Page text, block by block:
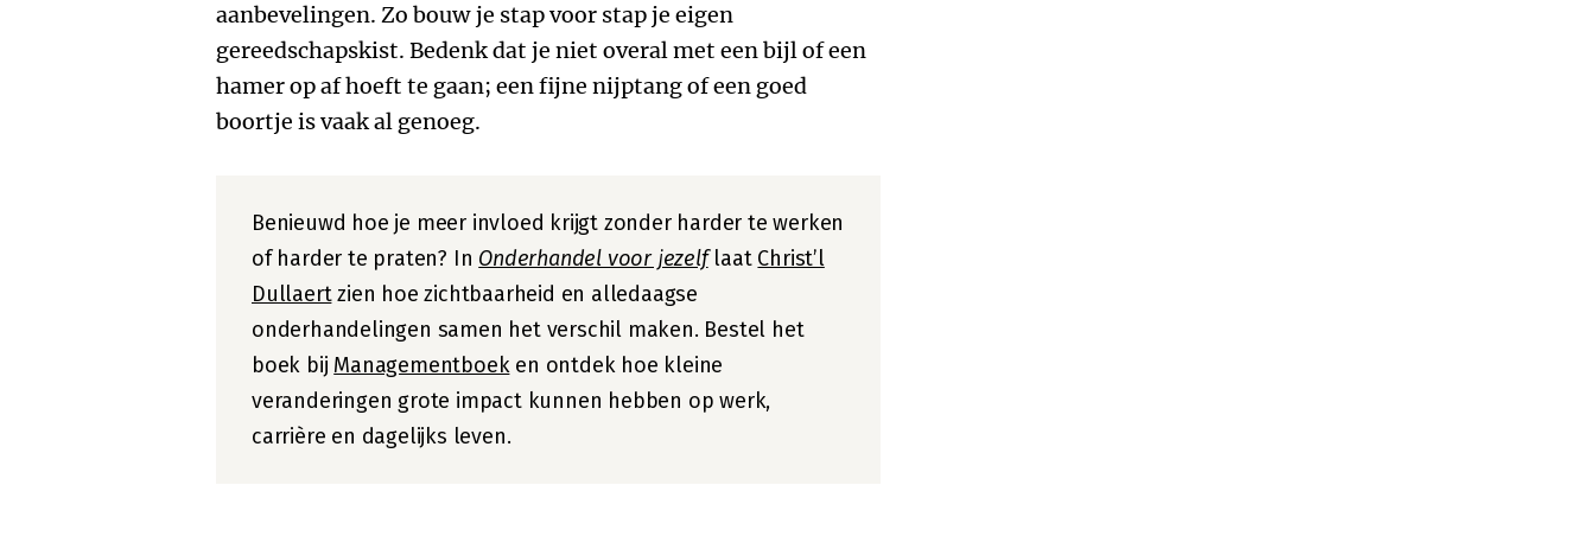
aanbevelingen. Zo bouw je stap voor stap je eigen
gereedschapskist. Bedenk dat je niet overal met een bijl of een
hamer op af hoeft te gaan; een fijne nijptang of een goed
boortje is vaak al genoeg.
Benieuwd hoe je meer invloed krijgt zonder harder te werken
of harder te praten? In Onderhandel voor jezelflaat Christ’l
Dullaertzien hoe zichtbaarheid en alledaagse
onderhandelingen samen het verschil maken. Bestel het
boek bij Managementboeken ontdek hoe kleine
veranderingen grote impact kunnen hebben op werk,
carrière en dagelijks leven.